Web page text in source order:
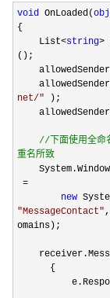
void OnLoaded(
{
List<string>
();
net/" );
// 下面使用全
重名所致
=
new
"MessageContact",
omains);
{